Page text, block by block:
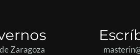
Zaragoza